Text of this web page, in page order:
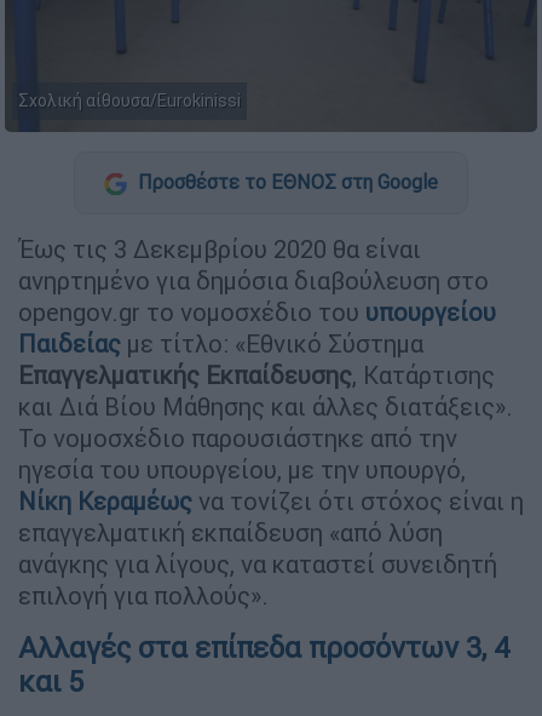
Σχολική αίθουσα/Eurokinissi
Προσθέστε το ΕΘΝΟΣ στη Google
Έως τις 3 Δεκεμβρίου 2020 θα είναι
ανηρτημένο για δημόσια διαβούλευση στο
opengov.gr το νομοσχέδιο του υπουργείου
Παιδείας με τίτλο: «Εθνικό Σύστημα
Επαγγελματικής Εκπαίδευσης, Κατάρτισης
και Διά Βίου Μάθησης και άλλες διατάξεις».
Το νομοσχέδιο παρουσιάστηκε από την
ηγεσία του υπουργείου, με την υπουργό,
Νίκη Κεραμέως να τονίζει ότι στόχος είναι η
επαγγελματική εκπαίδευση «από λύση
ανάγκης για λίγους, να καταστεί συνειδητή
επιλογή για πολλούς».
Αλλαγές στα επίπεδα προσόντων 3, 4
και 5